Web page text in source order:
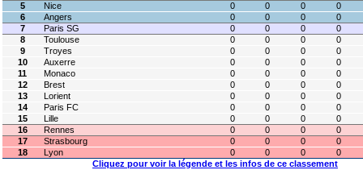
5
Nice 0 0 0
0
6
Angers 0 0 0
0
7
Paris SG 0 0 0
0
8
Toulouse 0 0 0
0
9
Troyes 0 0 0
0
10
Auxerre 0 0 0
0
11
Monaco 0 0 0
0
12
Brest 0 0 0
0
13
Lorient 0 0 0
0
14
Paris FC 0 0 0
0
15
Lille 0 0 0
0
16
Rennes 0 0 0
0
17
Strasbourg 0 0 0
0
18
Lyon 0 0 0
0
Cliquez pour voir la légende et les infos de ce classement